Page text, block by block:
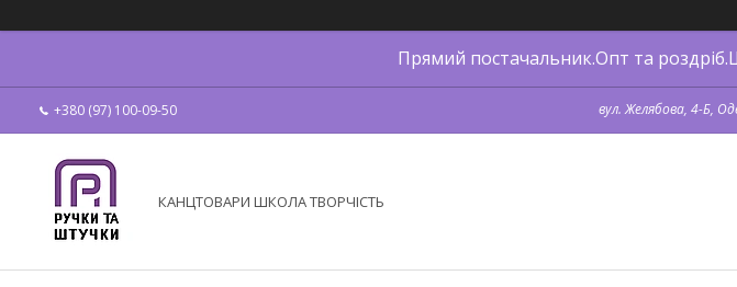
Прямий постачальник.Опт та
+380 (97) 100-09-50 вул. Желябова, 4-Б,
КАНЦТОВАРИ ШКОЛА ТВОРЧІСТЬ